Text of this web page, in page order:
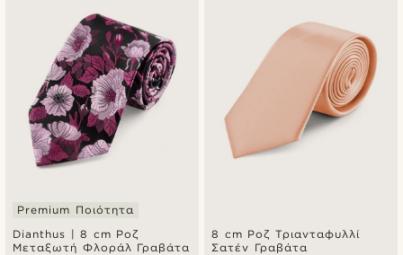
Dianthus | 8 cm Ροζ
Μεταξωτή Φλοράλ Γραβάτα
Premium Ποιότητα
8 cm Ροζ Τριανταφυλλί
Σατέν Γραβάτα